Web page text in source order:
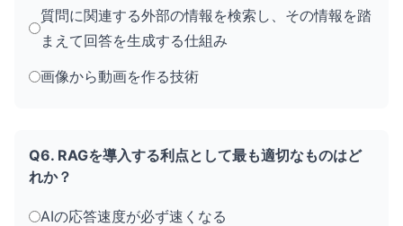
質問に関連する外部の情報を検索し、その情報を踏
まえて回答を生成する仕組み
画像から動画を作る技術
Q6. RAGを導入する利点として最も適切なものはど
れか？
AIの応答速度が必ず速くなる